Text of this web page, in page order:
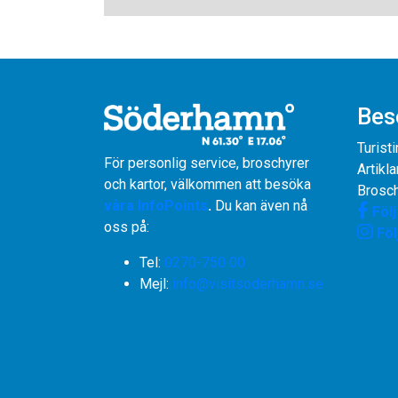
För personlig service, broschyrer
och kartor, välkommen att besöka
våra InfoPoints. Du kan även nå
oss på:
Tel: 0270-750 00
​​​​​​​Mejl: info@visitsoderhamn.se